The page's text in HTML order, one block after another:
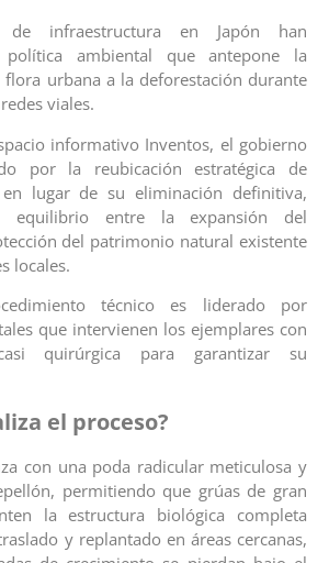
de infraestructura en Japón han
política ambiental que antepone la
flora urbana a la deforestación durante
viales.
informativo Inventos, el gobierno
por la reubicación estratégica de
lugar de su eliminación definitiva,
equilibrio entre la expansión del
del patrimonio natural existente
locales.
técnico es liderado por
que intervienen los ejemplares con
quirúrgica para garantizar su
el proceso?
con una poda radicular meticulosa y
permitiendo que grúas de gran
la estructura biológica completa
y replantado en áreas cercanas,